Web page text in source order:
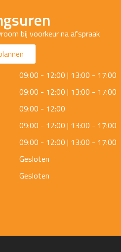
bij voorkeur na afspraak
09:00 - 12:00 | 13:00 - 17:00
09:00 - 12:00 | 13:00 - 17:00
09:00 - 12:00
09:00 - 12:00 | 13:00 - 17:00
09:00 - 12:00 | 13:00 - 17:00
Gesloten
Gesloten